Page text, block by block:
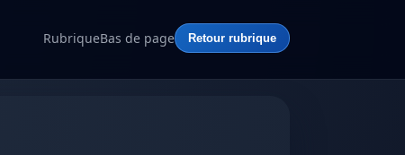
RubriqueBas de page Retour rubrique